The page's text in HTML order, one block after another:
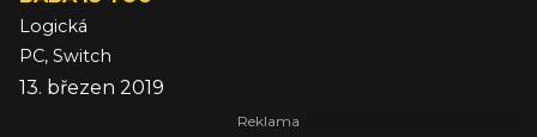
Logická
PC, Switch
13. březen 2019